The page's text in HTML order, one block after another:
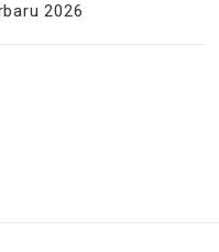
2026